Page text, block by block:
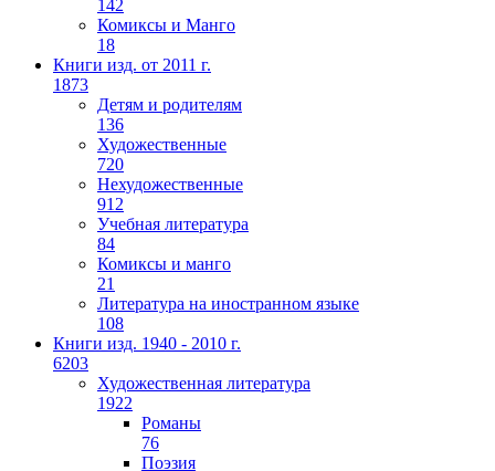
142
Комиксы и Манго
18
Книги изд. от 2011 г.
1873
Детям и родителям
136
Художественные
720
Нехудожественные
912
Учебная литература
84
Комиксы и манго
21
Литература на иностранном языке
108
Книги изд. 1940 - 2010 г.
6203
Художественная литература
1922
Романы
76
Поэзия